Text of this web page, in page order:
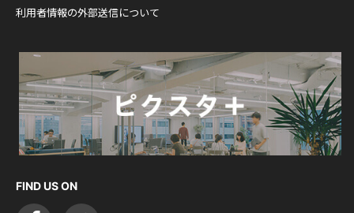
利用者情報の外部送信について
FIND US ON